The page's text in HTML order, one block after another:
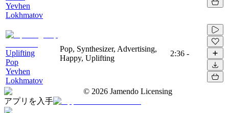
Yevhen
Lokhmatov
Uplifting
Pop
Yevhen
Lokhmatov
Pop, Synthesizer, Advertising,
Happy, Uplifting
2:36 -
© 2026 Jamendo Licensing
アプリを入手